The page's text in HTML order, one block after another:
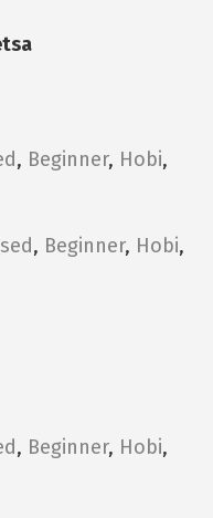
, Beginner, Hobi,
, Beginner, Hobi,
, Beginner, Hobi,